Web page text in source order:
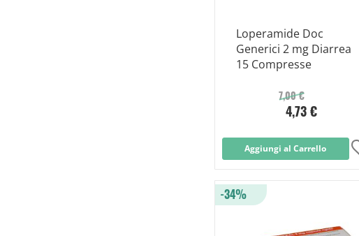
Loperamide Doc
Generici 2 mg Diarrea
15 Compresse
7,00 €
4,73 €
Aggiungi al Carrello
-34%